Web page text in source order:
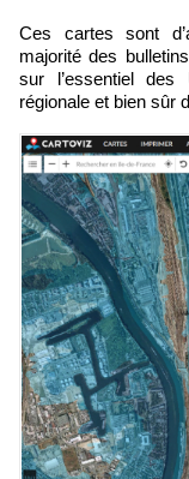
Ces cartes sont
majorité des
sur l’essentiel
régionale et bien sûr